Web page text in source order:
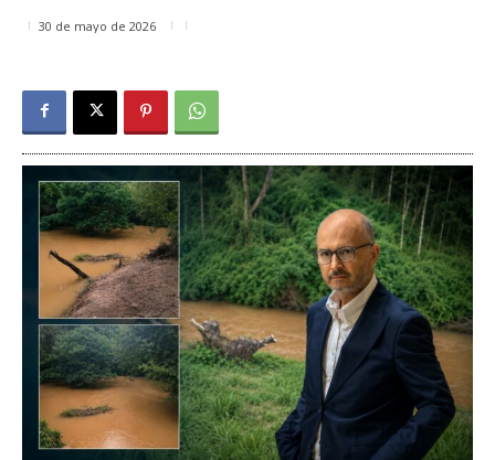
30 de mayo de 2026